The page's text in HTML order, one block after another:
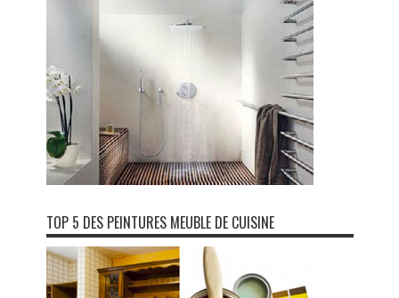
TOP 5 DES PEINTURES MEUBLE DE CUISINE